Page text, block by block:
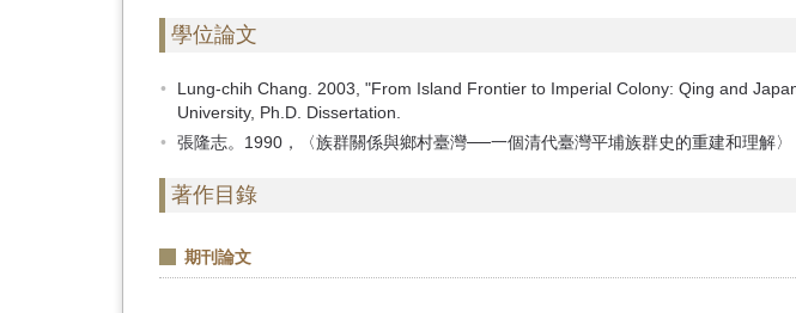
學位論文
Lung-chih Chang. 2003, "From Island Frontier to Imperial Colony: Qing and
University, Ph.D. Dissertation.
張隆志。1990，〈族群關係與鄉村臺灣──一個清代臺灣平埔族群史的重建和理解〉
著作目錄
期刊論文